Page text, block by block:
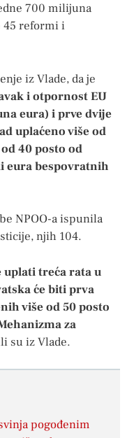
700 milijuna
45 reformi i
iz Vlade, da je
i otpornost EU
eura) i prve dvije
uplaćeno više od
40 posto od
eura bespovratnih
NPOO-a ispunila
njih 104.
uplati treća rata u
će biti prva
više od 50 posto
za
su iz Vlade.
pogođenim